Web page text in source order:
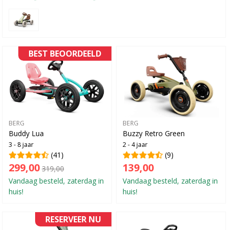
BEST BEOORDEELD
BERG
Buddy Lua
3 - 8 jaar
(41)
299,00 319,00
Vandaag besteld, zaterdag in
huis!
BERG
Buzzy Retro Green
2 - 4 jaar
(9)
139,00
Vandaag besteld, zaterdag in
huis!
RESERVEER NU